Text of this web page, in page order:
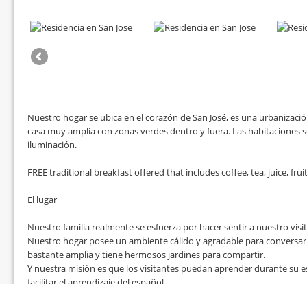
Nuestro hogar se ubica en el corazón de San José, es una
casa muy amplia con zonas verdes dentro y fuera. Las habitaciones
iluminación.
FREE traditional breakfast offered that includes coffee, tea, juice,
El lugar
Nuestro familia realmente se esfuerza por hacer sentir a nuestro
Nuestro hogar posee un ambiente cálido y agradable para
bastante amplia y tiene hermosos jardines para compartir.
Y nuestra misión es que los visitantes puedan aprender durante su